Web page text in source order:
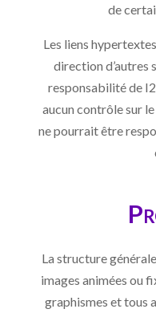
de
Les liens
direction d’autres
responsabilité de
aucun contrôle sur
ne pourrait être
La structure
images animées ou
graphismes et tous